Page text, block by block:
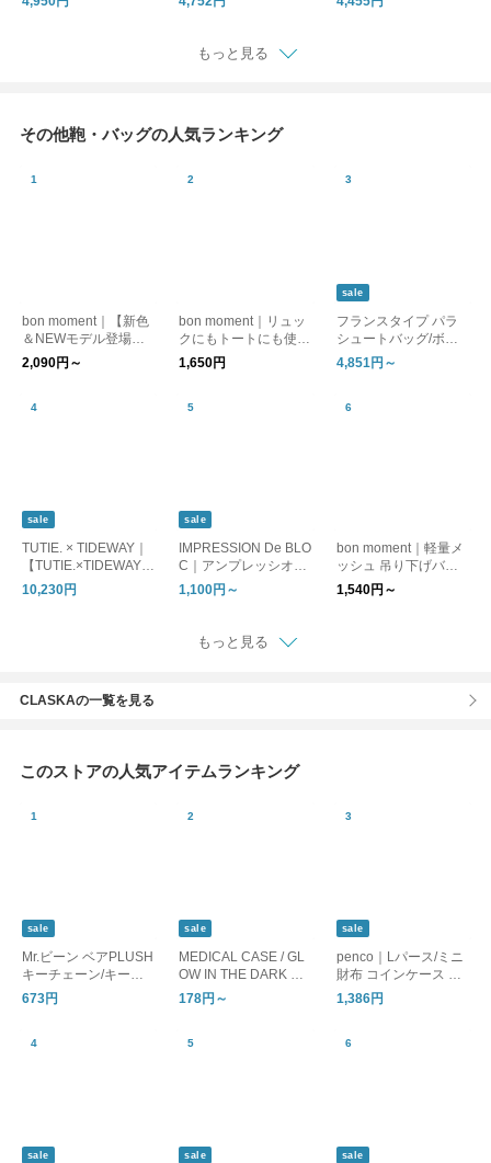
ブラック/ミリタリー
もっと見る
その他鞄・バッグの人気ランキング
bon moment｜【新色
＆NEWモデル登場】
旅上手になれる 巾着
サブバッグ 撥水 2WA
2,090円～
bon moment｜リュッ
クにもトートにも使え
る メッシュ 縦型バッ
グインバッグ
1,650円
sale
フランスタイプ パラ
シュートバッグ/ボス
トンバッグ
4,851円～
sale
TUTIE. × TIDEWAY｜
【TUTIE.×TIDEWAY】
LINEN MOSS BOSTO
N S /バッグ/bag/WEB
10,230円
sale
IMPRESSION De BLO
C｜アンプレッシオン
マルシェミニ バッグ 5
種
1,100円～
bon moment｜軽量メ
ッシュ 吊り下げバッ
グインバッグ
1,540円～
もっと見る
CLASKAの一覧を見る
このストアの人気アイテムランキング
sale
Mr.ビーン ベアPLUSH
キーチェーン/キーホ
ルダー
673円
sale
MEDICAL CASE / GL
OW IN THE DARK ピ
ルケース 蓄光
178円～
sale
penco｜Lパース/ミニ
財布 コインケース カ
ードケース
1,386円
sale sale sale